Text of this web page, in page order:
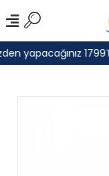
yapacağınız